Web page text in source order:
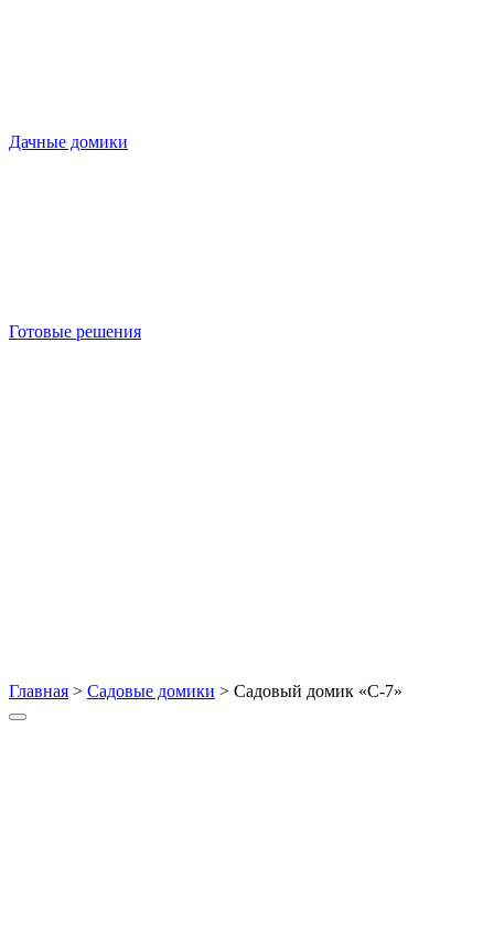
Дачные домики
Готовые решения
Главная > Садовые домики > Садовый домик «С-7»